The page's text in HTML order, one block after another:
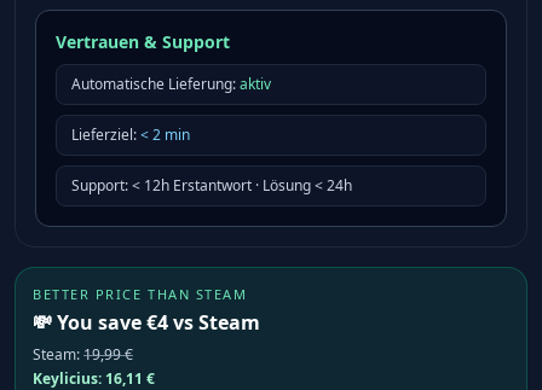
Vertrauen & Support
Automatische Lieferung:aktiv
Lieferziel:<2 min
Support:< 12h Erstantwort · Lösung < 24h
BETTER PRICE THAN STEAM
💸 You save €4 vs Steam
Steam:19,99 €
Keylicius: 16,11 €